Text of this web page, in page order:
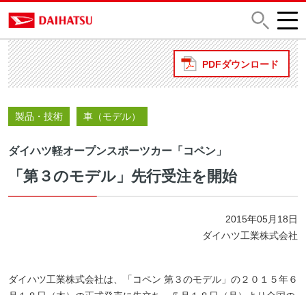
PDFダウンロード
製品・技術 車（モデル）
ダイハツ軽オープンスポーツカー「コペン」
「第３のモデル」先行受注を開始
2015年05月18日
ダイハツ工業株式会社
ダイハツ工業株式会社は、「コペン 第３のモデル」の２０１５年６